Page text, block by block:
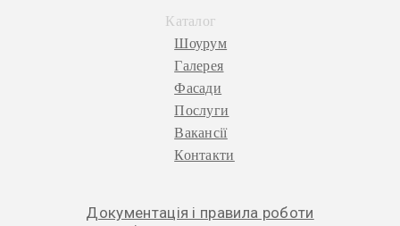
Каталог
Шоурум
Галерея
Фасади
Послуги
Вакансії
Контакти
Документація і правила роботи